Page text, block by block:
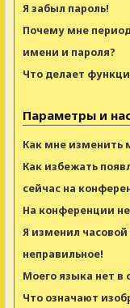
Я забыл пароль!
Почему мне
имени и пароля?
Что делает
Параметры и
Как мне изменить
Как избежать
сейчас на
На конференции
Я изменил часовой
неправильное!
Моего языка нет в
Что означают